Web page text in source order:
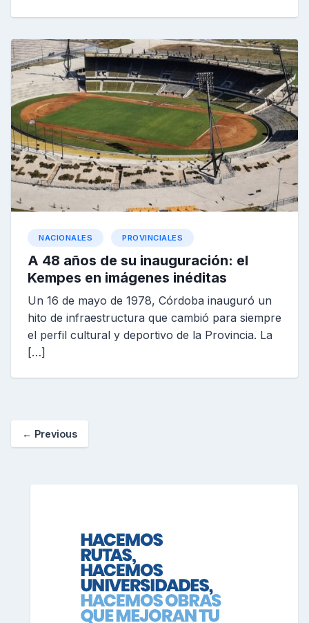
NACIONALES PROVINCIALES
A 48 años de su inauguración: el
Kempes en imágenes inéditas
Un 16 de mayo de 1978, Córdoba inauguró un
hito de infraestructura que cambió para siempre
el perfil cultural y deportivo de la Provincia. La
[…]
← Previous